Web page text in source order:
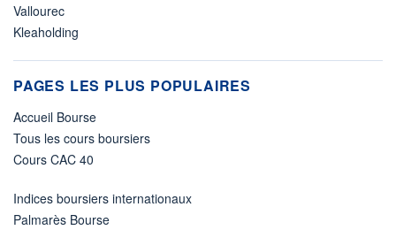
Vallourec
Kleaholding
PAGES LES PLUS POPULAIRES
Accueil Bourse
Tous les cours boursiers
Cours CAC 40
Indices boursiers internationaux
Palmarès Bourse